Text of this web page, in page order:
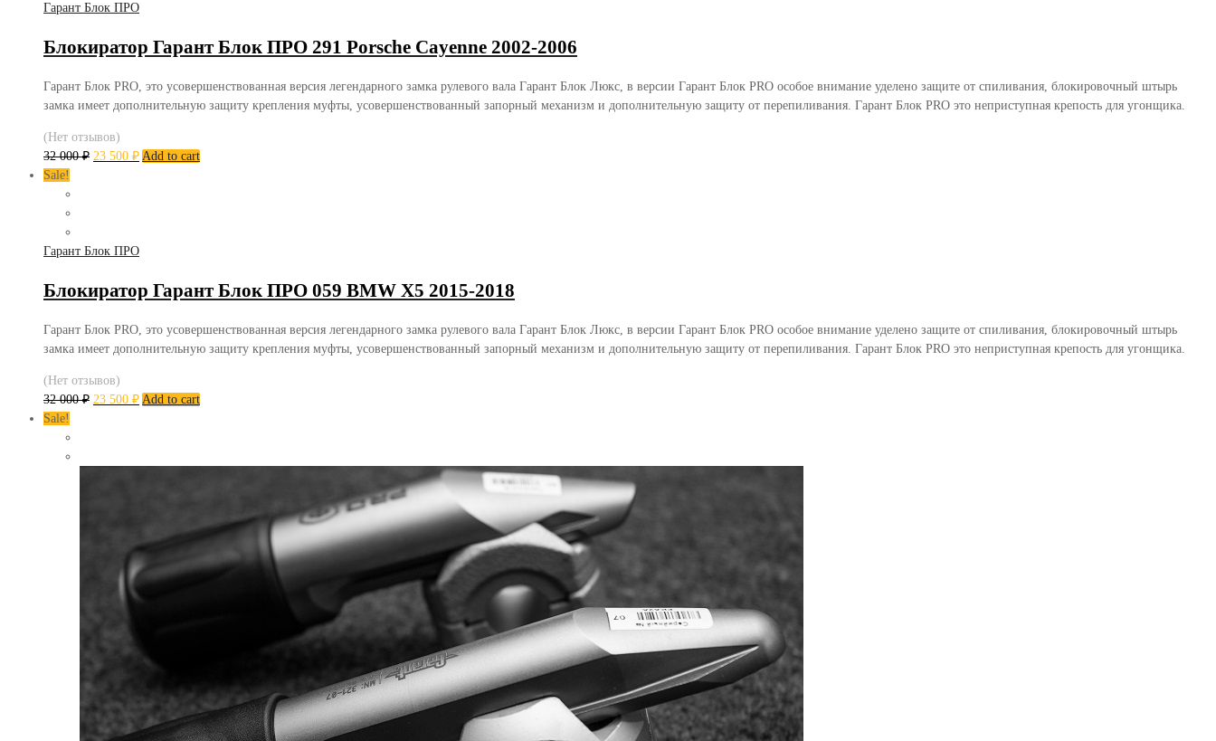
Гарант Блок ПРО
Блокиратор Гарант Блок ПРО 291 Porsche Cayenne 2002-2006
Гарант Блок PRO, это усовершенствованная версия легендарного замка рулевого вала Гарант Блок Люкс, в версии Гарант Блок PRO особое внимание уделено защите от спиливания, блокировочный штырь
замка имеет дополнительную защиту крепления муфты, усовершенствованный запорный механизм и дополнительную защиту от перепиливания. Гарант Блок PRO это неприступная крепость для угонщика.
(Нет отзывов)
32 000₽ 23 500 ₽ Add to cart
Sale!
Гарант Блок ПРО
Блокиратор Гарант Блок ПРО 059 BMW X5 2015-2018
Гарант Блок PRO, это усовершенствованная версия легендарного замка рулевого вала Гарант Блок Люкс, в версии Гарант Блок PRO особое внимание уделено защите от спиливания, блокировочный штырь
замка имеет дополнительную защиту крепления муфты, усовершенствованный запорный механизм и дополнительную защиту от перепиливания. Гарант Блок PRO это неприступная крепость для угонщика.
(Нет отзывов)
32 000₽ 23 500 ₽ Add to cart
Sale!